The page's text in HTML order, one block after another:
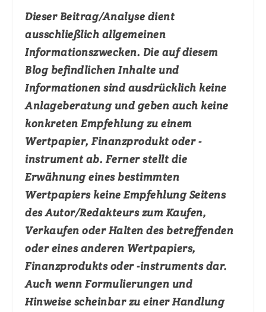
Dieser Beitrag/Analyse dient
ausschließlich allgemeinen
Informationszwecken. Die auf diesem
Blog befindlichen Inhalte und
Informationen sind ausdrücklich keine
Anlageberatung und geben auch keine
konkreten Empfehlung zu einem
Wertpapier, Finanzprodukt oder -
instrument ab. Ferner stellt die
Erwähnung eines bestimmten
Wertpapiers keine Empfehlung Seitens
des Autor/Redakteurs zum Kaufen,
Verkaufen oder Halten des betreffenden
oder eines anderen Wertpapiers,
Finanzprodukts oder -instruments dar.
Auch wenn Formulierungen und
Hinweise scheinbar zu einer Handlung